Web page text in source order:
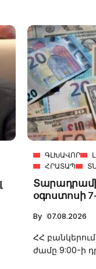
ԳԼԽԱՎՈՐ
ՀՐԱՏԱՊ
օգոստոսի
By 07.08.2026
ՀՀ
ժամը 9:00-ի